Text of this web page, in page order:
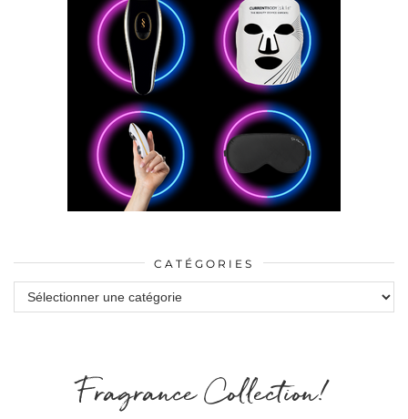
CATÉGORIES
Catégories
Fragrance Collection!